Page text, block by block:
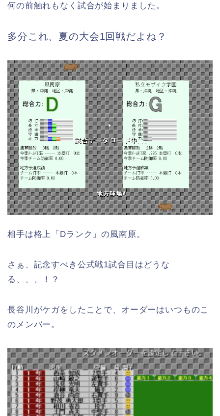
何の前触れもなく試合が始まりました。
多分これ、夏の大会1回戦だよね？
相手は格上「Dランク」の風南原。
さぁ、記念すべき公式戦1試合目はどうな
る、、、！？
長谷川がケガをしたことで、オーダーはいつものこ
のメンバー。